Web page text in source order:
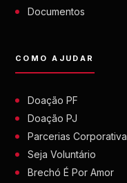
Documentos
COMO AJUDAR
Doação PF
Doação PJ
Parcerias
Seja Voluntário
Brechó É Por Amor